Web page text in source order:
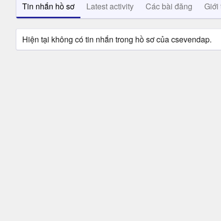
Tin nhắn hồ sơ Latest activity Các bài đăng Giới
Hiện tại không có tin nhắn trong hồ sơ của csevendap.